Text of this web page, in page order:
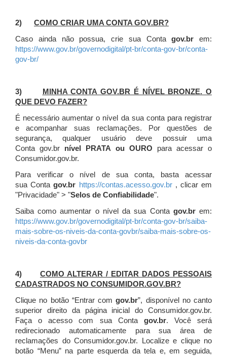
2) COMO CRIAR UMA CONTA GOV.BR?
Caso ainda não possua, crie sua Contagov.br em:
https://www.gov.br/governodigital/pt-br/conta-gov-br/conta-
gov-br/
3)
MINHA CONTA GOV.BR É NÍVEL BRONZE. O
QUE DEVO FAZER?
É necessário aumentar o nível da sua conta para registrar
e acompanhar suas reclamações. Por questões de
segurança, qualquer usuário deve possuir uma
Conta gov.br nível PRATA ou OURO para acessar o
Consumidor.gov.br.
Para verificar o nível de sua conta, basta acessar
sua Contagov.br https://contas.acesso.gov.br, clicar em
"Privacidade" > "Selos de Confiabilidade".
Saiba como aumentar o nível da sua Conta gov.brem:
https://www.gov.br/governodigital/pt-br/conta-gov-br/saiba-
mais-sobre-os-niveis-da-conta-govbr/saiba-mais-sobre-os-
niveis-da-conta-govbr
4) COMO ALTERAR / EDITAR DADOS PESSOAIS
CADASTRADOS NO CONSUMIDOR.GOV.BR?
Clique no botão “Entrar comgov.br”, disponível no canto
superior direito da página inicial do Consumidor.gov.br.
Faça o acesso com sua Conta gov.br. Você será
redirecionado automaticamente para sua área de
reclamações do Consumidor.gov.br.
Localize e clique no
botão “Menu” na parte esquerda da tela e, em seguida,